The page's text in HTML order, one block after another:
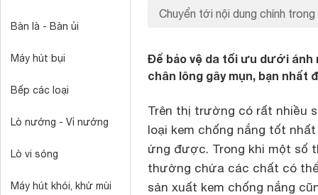
Bàn là - Bàn ủi
Máy hút bụi
Bếp các loại
Lò nướng - Vỉ nướng
Lò vi sóng
Máy hút khói, khử mùi
Chuyển tới nội dung chính trong
Để bảo vệ da tối ưu dưới ánh
chân lông gây mụn, bạn
Trên thị trường có rất nhiều
loại kem chống nắng tốt
ứng được. Trong khi một số
thường chứa các chất có
sản xuất kem chống nắng